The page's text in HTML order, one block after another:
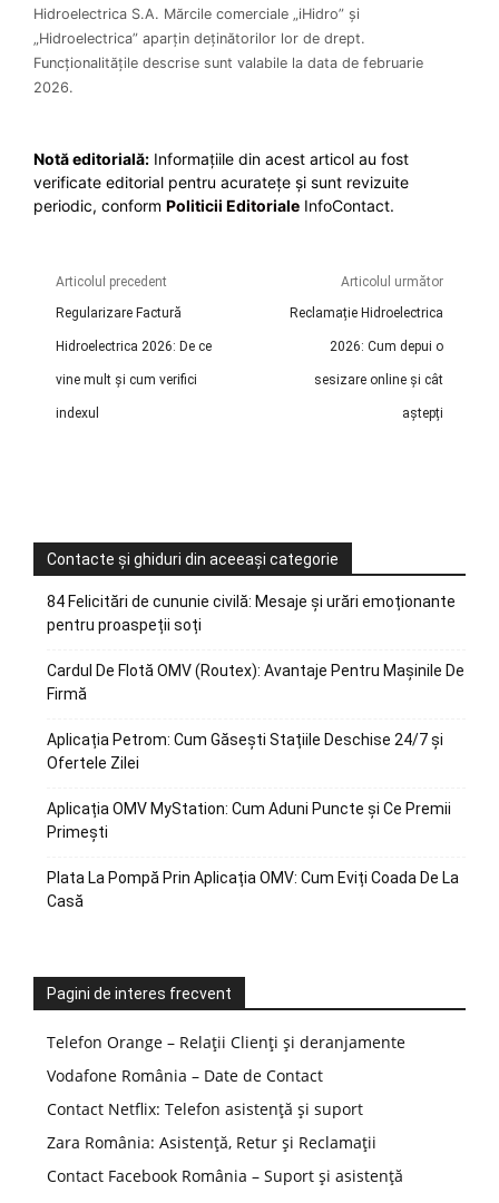
Hidroelectrica S.A. Mărcile comerciale „iHidro” și
„Hidroelectrica” aparțin deținătorilor lor de drept.
Funcționalitățile descrise sunt valabile la data de februarie
2026.
Notă editorială: Informațiile din acest articol au fost
verificate editorial pentru acuratețe și sunt revizuite
periodic, conform Politicii Editoriale InfoContact.
Articolul precedent
Regularizare Factură
Hidroelectrica 2026: De ce
vine mult și cum verifici
indexul
Articolul următor
Reclamație Hidroelectrica
2026: Cum depui o
sesizare online și cât
aștepți
Contacte și ghiduri din aceeași categorie
84 Felicitări de cununie civilă: Mesaje și urări emoționante
pentru proaspeții soți
Cardul De Flotă OMV (Routex): Avantaje Pentru Mașinile De
Firmă
Aplicația Petrom: Cum Găsești Stațiile Deschise 24/7 și
Ofertele Zilei
Aplicația OMV MyStation: Cum Aduni Puncte și Ce Premii
Primești
Plata La Pompă Prin Aplicația OMV: Cum Eviți Coada De La
Casă
Pagini de interes frecvent
Telefon Orange – Relații Clienți și deranjamente
Vodafone România – Date de Contact
Contact Netflix: Telefon asistență și suport
Zara România: Asistență, Retur și Reclamații
Contact Facebook România – Suport și asistență